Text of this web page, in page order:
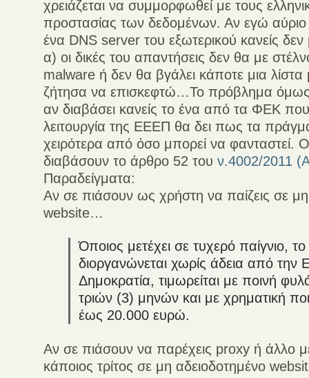
χρειάζεται να συμμορφωθεί με τους
προστασίας των δεδομένων. Αν εγώ
ένα DNS server του εξωτερικού κανείς
α) οι δικές του απαντήσεις δεν θα με
malware ή δεν θα βγάλει κάποτε μια
ζήτησα να επισκεφτώ…Το πρόβλημα όμως
αν διαβάσει κανείς το ένα από τα ΦΕΚ
λειτουργία της ΕΕΕΠ θα δει πως τα
χειρότερα από όσο μπορεί να φανταστεί.
διαβάσουν το άρθρο 52 τουν.4002/2011
Παραδείγματα:
Αν σε πιάσουν ως χρήστη να παίζεις σε
website…
Όποιος μετέχει σε τυχερό παίγνιο,
διοργανώνεται χωρίς άδεια από την
Δημοκρατία, τιμωρείται με ποινή
τριών (3) μηνών και με χρηματική
έως 20.000 ευρώ.
Αν σε πιάσουν να παρέχεις proxy ή άλλο
κάποιος τρίτος σε μη αδειοδοτημένο